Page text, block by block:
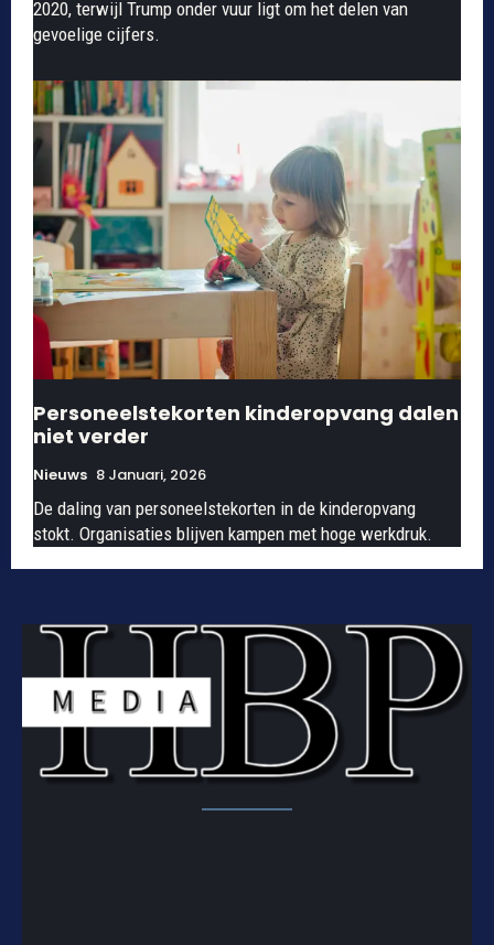
2020, terwijl Trump onder vuur ligt om het delen van
gevoelige cijfers.
Personeelstekorten kinderopvang dalen
niet verder
Nieuws 8 Januari, 2026
De daling van personeelstekorten in de kinderopvang
stokt. Organisaties blijven kampen met hoge werkdruk.